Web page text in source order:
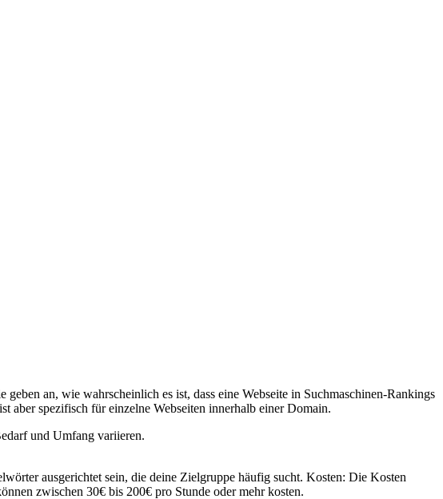
geben an, wie wahrscheinlich es ist, dass eine Webseite in Suchmaschinen-Rankings
spezifisch für einzelne Webseiten innerhalb einer Domain.
und Umfang variieren.
ausgerichtet sein, die deine Zielgruppe häufig sucht. Kosten: Die Kosten
zwischen 30€ bis 200€ pro Stunde oder mehr kosten.